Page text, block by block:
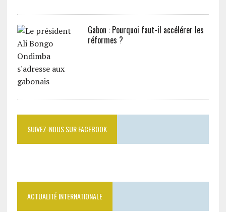
Gabon : Pourquoi faut-il accélérer les
réformes ?
SUIVEZ-NOUS SUR FACEBOOK
ACTUALITÉ INTERNATIONALE